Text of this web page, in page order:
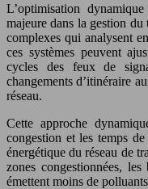
L’optimisation
majeure dans la gestion
complexes qui analysent
ces systèmes peuvent
cycles des feux de
changements d’itinéraire
réseau.
Cette approche
congestion et les temps
énergétique du réseau de
zones congestionnées,
émettent moins de